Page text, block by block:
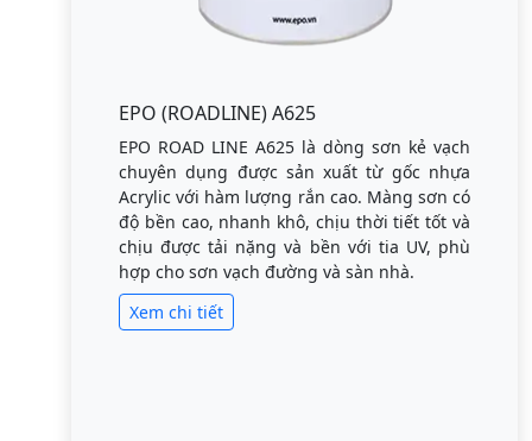
EPO (ROADLINE) A625
EPO ROAD LINE A625 là dòng sơn kẻ vạch
chuyên dụng được sản xuất từ gốc nhựa
Acrylic với hàm lượng rắn cao. Màng sơn có
độ bền cao, nhanh khô, chịu thời tiết tốt và
chịu được tải nặng và bền với tia UV, phù
hợp cho sơn vạch đường và sàn nhà.
Xem chi tiết